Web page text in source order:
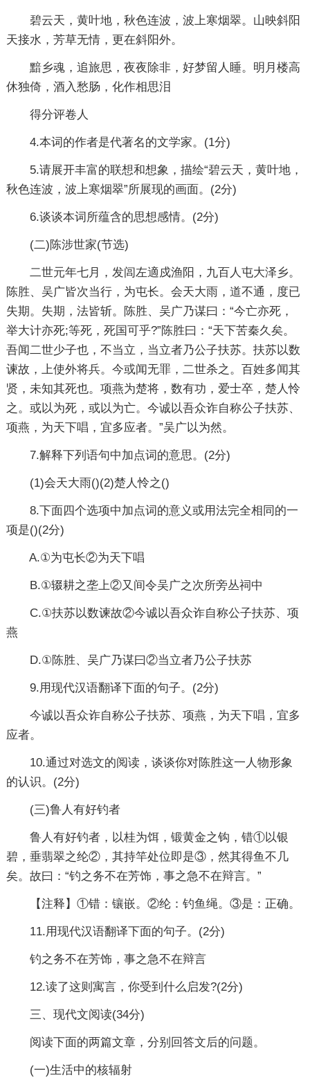
碧云天，黄叶地，秋色连波，波上寒烟翠。山映斜阳
天接水，芳草无情，更在斜阳外。
黯乡魂，追旅思，夜夜除非，好梦留人睡。明月楼高
休独倚，酒入愁肠，化作相思泪
得分评卷人
4.本词的作者是代著名的文学家。(1分)
5.请展开丰富的联想和想象，描绘“碧云天，黄叶地，
秋色连波，波上寒烟翠”所展现的画面。(2分)
6.谈谈本词所蕴含的思想感情。(2分)
(二)陈涉世家(节选)
二世元年七月，发闾左適戍渔阳，九百人屯大泽乡。
陈胜、吴广皆次当行，为屯长。会天大雨，道不通，度已
失期。失期，法皆斩。陈胜、吴广乃谋曰：“今亡亦死，
举大计亦死;等死，死国可乎?”陈胜曰：“天下苦秦久矣。
吾闻二世少子也，不当立，当立者乃公子扶苏。扶苏以数
谏故，上使外将兵。今或闻无罪，二世杀之。百姓多闻其
贤，未知其死也。项燕为楚将，数有功，爱士卒，楚人怜
之。或以为死，或以为亡。今诚以吾众诈自称公子扶苏、
项燕，为天下唱，宜多应者。”吴广以为然。
7.解释下列语句中加点词的意思。(2分)
(1)会天大雨()(2)楚人怜之()
8.下面四个选项中加点词的意义或用法完全相同的一
项是()(2分)
A.①为屯长②为天下唱
B.①辍耕之垄上②又间令吴广之次所旁丛祠中
C.①扶苏以数谏故②今诚以吾众诈自称公子扶苏、项
燕
D.①陈胜、吴广乃谋曰②当立者乃公子扶苏
9.用现代汉语翻译下面的句子。(2分)
今诚以吾众诈自称公子扶苏、项燕，为天下唱，宜多
应者。
10.通过对选文的阅读，谈谈你对陈胜这一人物形象
的认识。(2分)
(三)鲁人有好钓者
鲁人有好钓者，以桂为饵，锻黄金之钩，错①以银
碧，垂翡翠之纶②，其持竿处位即是③，然其得鱼不几
矣。故曰：“钓之务不在芳饰，事之急不在辩言。”
【注释】①错：镶嵌。②纶：钓鱼绳。③是：正确。
11.用现代汉语翻译下面的句子。(2分)
钓之务不在芳饰，事之急不在辩言
12.读了这则寓言，你受到什么启发?(2分)
三、现代文阅读(34分)
阅读下面的两篇文章，分别回答文后的问题。
(一)生活中的核辐射